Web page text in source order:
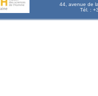
44, avenue de
Tél. :